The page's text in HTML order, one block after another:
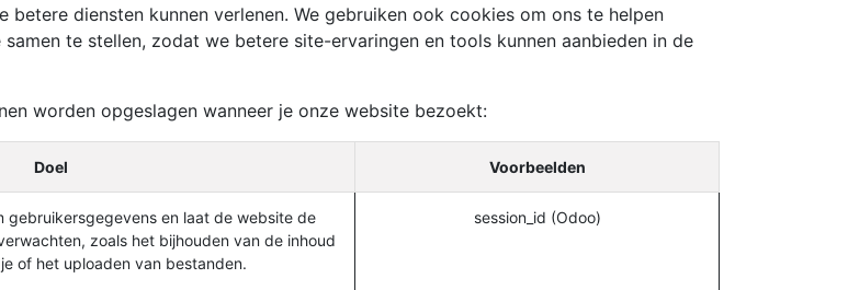
diensten kunnen verlenen. We gebruiken ook cookies om ons te helpen
te stellen, zodat we betere site-ervaringen en tools kunnen aanbieden in de
worden opgeslagen wanneer je onze website bezoekt:
Doel Voorbeelden
gebruikersgegevens en laat de website de
zoals het bijhouden van de inhoud
of het uploaden van bestanden.
session_id (Odoo)